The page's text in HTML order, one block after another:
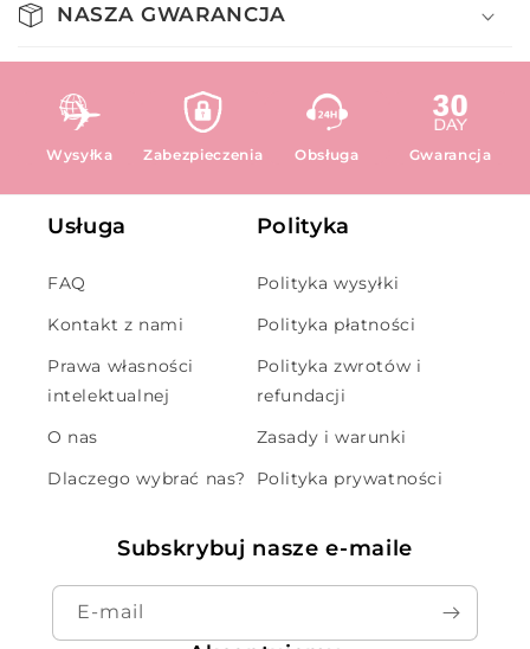
NASZA GWARANCJA
Wysyłka Zabezpieczenia Obsługa Gwarancja
Usługa
FAQ
Kontakt z nami
Prawa własności
intelektualnej
O nas
Dlaczego wybrać nas?
Polityka
Polityka wysyłki
Polityka płatności
Polityka zwrotów i
refundacji
Zasady i warunki
Polityka prywatności
Subskrybuj nasze e-maile
E-mail